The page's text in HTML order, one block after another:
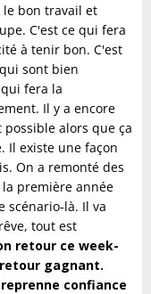
le bon travail et
C'est ce qui fera
à tenir bon. C'est
sont bien
fera la
Il y a encore
alors que ça
Il existe une façon
On a remonté des
première année
scénario-là. Il va
tout est
retour ce week-
gagnant.
confiance